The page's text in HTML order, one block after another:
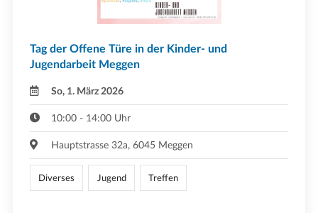
Tag der Offene Türe in der Kinder- und
Jugendarbeit Meggen
So, 1. März 2026
10:00 - 14:00 Uhr
Hauptstrasse 32a, 6045 Meggen
Diverses Jugend Treffen